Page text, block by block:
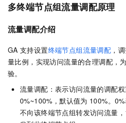
多终端节点组流量调配原理
流量调配介绍
GA 支持设置终端节点组流量调配 ，
量比例，实现访问流量的合理调配，
验。
流量调配：表示访问流量的调配
0%~100%，默认值为 100%。
不向该终端节点组转发访问流量